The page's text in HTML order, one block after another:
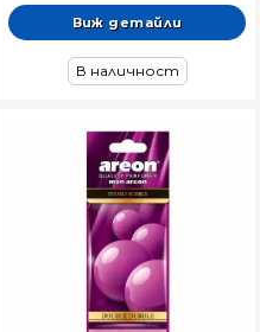
Виж детайли
В наличност